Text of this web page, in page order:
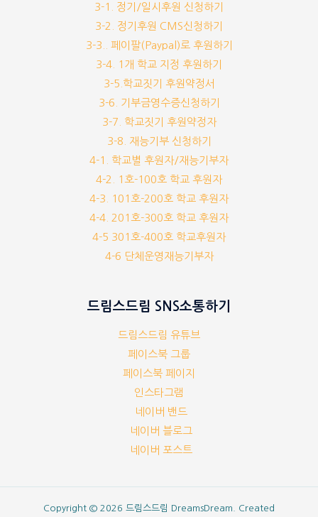
3-1. 정기/일시후원 신청하기
3-2. 정기후원 CMS신청하기
3-3.. 페이팔(Paypal)로 후원하기
3-4. 1개 학교 지정 후원하기
3-5.학교짓기 후원약정서
3-6. 기부금영수증신청하기
3-7. 학교짓기 후원약정자
3-8. 재능기부 신청하기
4-1. 학교별 후원자/재능기부자
4-2. 1호-100호 학교 후원자
4-3. 101호-200호 학교 후원자
4-4. 201호-300호 학교 후원자
4-5 301호-400호 학교후원자
4-6 단체운영재능기부자
드림스드림 SNS소통하기
드림스드림 유튜브
페이스북 그룹
페이스북 페이지
인스타그램
네이버 밴드
네이버 블로그
네이버 포스트
Copyright © 2026 드림스드림 DreamsDream. Created